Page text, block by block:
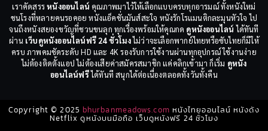
เราคัดสรรหนังออนไลน์ คุณภาพมาไว้ให้เลือกแบบครบทุกอารมณ์ ทั้งหนังใหม่
ชนโรงที่หลายคนรอคอย หนังแอ็คชั่นมันส์สะใจ หนังรักโรแมนติกละมุนหัวใจ ไป
จนถึงหนังสยองขวัญที่ชวนขนลุก ทุกเรื่องพร้อมให้คุณกด ดูหนังออนไลน์ ได้ทันที
ผ่าน เว็บดูหนังออนไลน์ฟรี 24 ชั่วโมงไม่ว่าจะเลือกพากย์ไทยหรือซับไทยก็มีให้
ครบ ภาพคมชัดระดับ HD และ 4K รองรับการใช้งานผ่านทุกอุปกรณ์ ใช้งานง่าย
ไม่ต้องติดตั้งแอป ไม่ต้องเสียค่าสมัครสมาชิก แค่คลิกเข้ามา ก็เริ่ม ดูหนัง
ออนไลน์ฟรีได้ทันที สนุกได้ต่อเนื่องตลอดทั้งวันทั้งคืน
Copyright © 2025 bhurbanmeadows.com หนังไทยออนไลน์ หนังดัง
Netflix ดูหนังบนมือถือ เว็บดูหนังฟรี 24 ชั่วโมง